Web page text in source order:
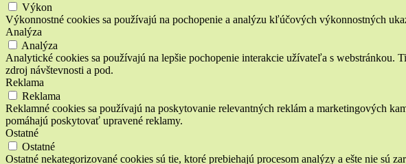
Výkon
Výkonnostné cookies sa používajú na pochopenie a analýzu kľúčových výkonnostných
Analýza
Analýza
Analytické cookies sa používajú na lepšie pochopenie interakcie užívateľa s
zdroj návštevnosti a pod.
Reklama
Reklama
Reklamné cookies sa používajú na poskytovanie relevantných reklám a marketingových
pomáhajú poskytovať upravené reklamy.
Ostatné
Ostatné
Ostatné nekategorizované cookies sú tie, ktoré prebiehajú procesom analýzy a ešte nie sú